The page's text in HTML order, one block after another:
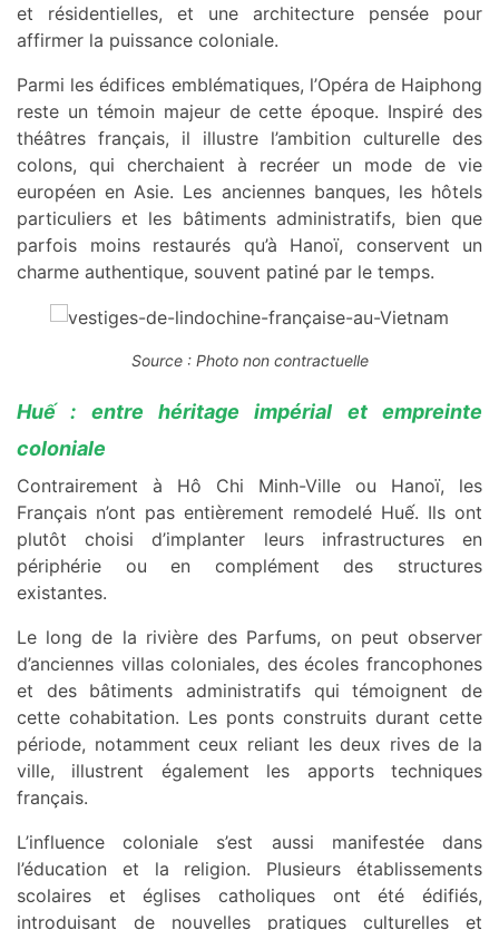
et résidentielles, et une architecture pensée pour
affirmer la puissance coloniale.
Parmi les édifices emblématiques, l’Opéra de Haiphong
reste un témoin majeur de cette époque. Inspiré des
théâtres français, il illustre l’ambition culturelle des
colons, qui cherchaient à recréer un mode de vie
européen en Asie. Les anciennes banques, les hôtels
particuliers et les bâtiments administratifs, bien que
parfois moins restaurés qu’à Hanoï, conservent un
charme authentique, souvent patiné par le temps.
Source : Photo non contractuelle
Huế : entre héritage impérial et empreinte
coloniale
Contrairement à Hô Chi Minh-Ville ou Hanoï, les
Français n’ont pas entièrement remodelé Huế. Ils ont
plutôt choisi d’implanter leurs infrastructures en
périphérie ou en complément des structures
existantes.
Le long de la rivière des Parfums, on peut observer
d’anciennes villas coloniales, des écoles francophones
et des bâtiments administratifs qui témoignent de
cette cohabitation. Les ponts construits durant cette
période, notamment ceux reliant les deux rives de la
ville, illustrent également les apports techniques
français.
L’influence coloniale s’est aussi manifestée dans
l’éducation et la religion. Plusieurs établissements
scolaires et églises catholiques ont été édifiés,
introduisant de nouvelles pratiques culturelles et